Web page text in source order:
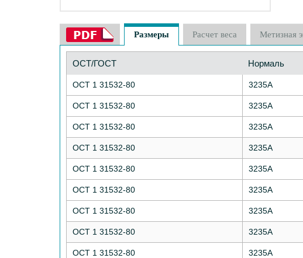
Размеры Расчет веса Метизная
ОСТ/ГОСТ Нормаль
ОСТ 1 31532-80 3235А
ОСТ 1 31532-80 3235А
ОСТ 1 31532-80 3235А
ОСТ 1 31532-80 3235А
ОСТ 1 31532-80 3235А
ОСТ 1 31532-80 3235А
ОСТ 1 31532-80 3235А
ОСТ 1 31532-80 3235А
ОСТ 1 31532-80 3235А